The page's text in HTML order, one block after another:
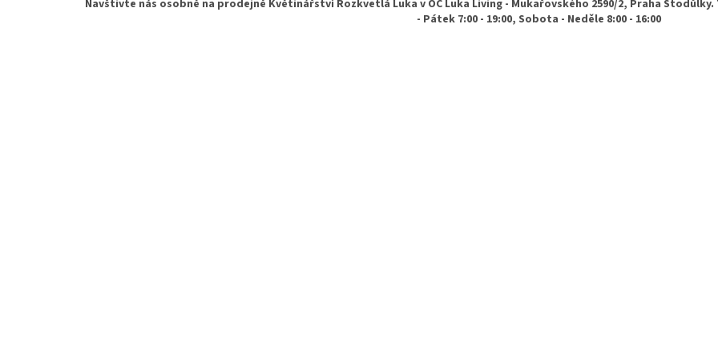
Navštivte nás osobně na prodejně Květinářství Rozkvetlá Luka v OC Luka Living - Mukařovského 2590/2, Praha
- Pátek 7:00 - 19:00, Sobota - Neděle 8:00 - 16:00